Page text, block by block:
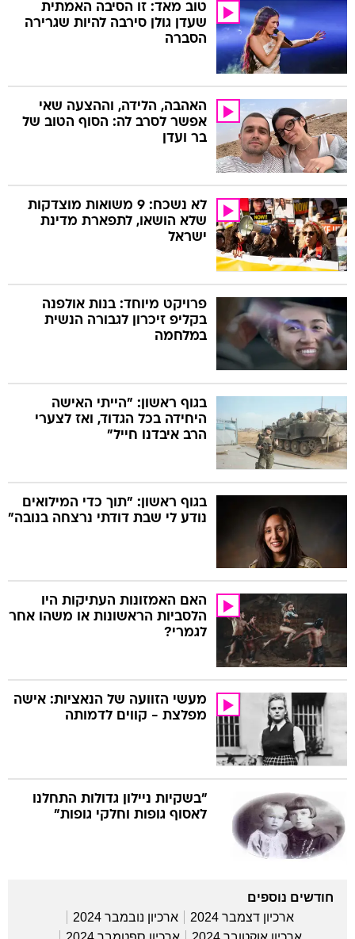
טוב מאד: זו הסיבה האמתית
שעדן גולן סירבה להיות שגרירה
הסברה
האהבה, הלידה, וההצעה שאי
אפשר לסרב לה: הסוף הטוב של
בר ועדן
לא נשכח: 9 משואות מוצדקות
שלא הושאו, לתפארת מדינת
ישראל
פרויקט מיוחד: בנות אולפנה
בקליפ זיכרון לגבורה הנשית
במלחמה
בגוף ראשון: "הייתי האישה
היחידה בכל הגדוד, ואז לצערי
הרב איבדנו חייל"
בגוף ראשון: "תוך כדי המילואים
נודע לי שבת דודתי נרצחה בנובה"
האם האמזונות העתיקות היו
הלסביות הראשונות או משהו אחר
לגמרי?
מעשי הזוועה של הנאציות: אישה
מפלצת - קווים לדמותה
"בשקיות ניילון גדולות התחלנו
לאסוף גופות וחלקי גופות"
חודשים נוספים
ארכיון דצמבר 2024
ארכיון נובמבר 2024